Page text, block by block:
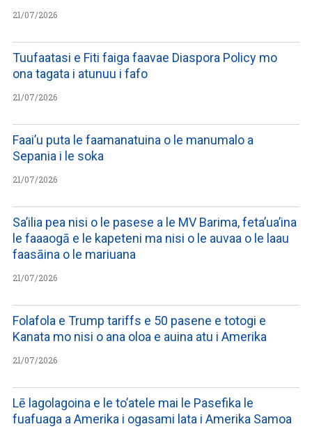
21/07/2026
Tuufaatasi e Fiti faiga faavae Diaspora Policy mo
ona tagata i atunuu i fafo
21/07/2026
Faai’u puta le faamanatuina o le manumalo a
Sepania i le soka
21/07/2026
Sa’ilia pea nisi o le pasese a le MV Barima, feta’ua’ina
le faaaogā e le kapeteni ma nisi o le auvaa o le laau
faasāina o le mariuana
21/07/2026
Folafola e Trump tariffs e 50 pasene e totogi e
Kanata mo nisi o ana oloa e auina atu i Amerika
21/07/2026
Lē lagolagoina e le to’atele mai le Pasefika le
fuafuaga a Amerika i ogasami lata i Amerika Samoa